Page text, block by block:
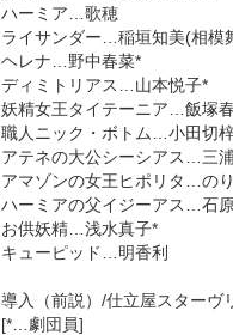
ハーミア…歌穂
ライサンダー…稲垣知美(相模
ヘレナ…野中春菜*
ディミトリアス…山本悦子*
妖精女王タイテーニア…飯塚
職人ニック・ボトム…小田切
アテネの大公シーシアス…三
アマゾンの女王ヒポリタ…の
ハーミアの父イジーアス…石
お供妖精…浅水真子*
キューピッド…明香利
導入（前説）/仕立屋スター
[*…劇団員]